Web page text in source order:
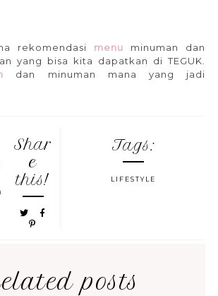
rekomendasi menu minuman dan
yang bisa kita dapatkan di TEGUK.
dan minuman mana yang jadi
Shar
e
this!
Tags:
LIFESTYLE
posts